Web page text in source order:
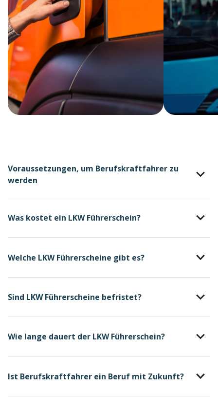
Voraussetzungen, um Berufskraftfahrer zu
werden
Was kostet ein LKW Führerschein?
Welche LKW Führerscheine gibt es?
Sind LKW Führerscheine befristet?
Wie lange dauert der LKW Führerschein?
Ist Berufskraftfahrer ein Beruf mit Zukunft?